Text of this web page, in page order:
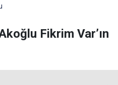
Fikrim Var’ın